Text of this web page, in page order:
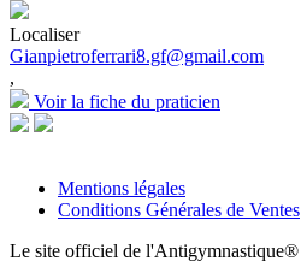
Localiser
Gianpietroferrari8.gf@gmail.com
,
Voir la fiche du praticien
Mentions légales
Conditions Générales de Ventes
Le site officiel de l'Antigymnastique®